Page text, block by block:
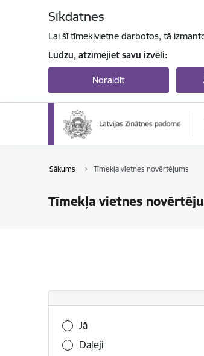
Sīkdatnes
Lai šī tīmekļvietne darbotos, tā
Lūdzu, atzīmējiet savu izvēli:
Noraidīt
Sākums Tīmekļa vietnes novērtējums
Tīmekļa vietnes
Vai šī informācija bija noderīga?
Jā
Daļēji